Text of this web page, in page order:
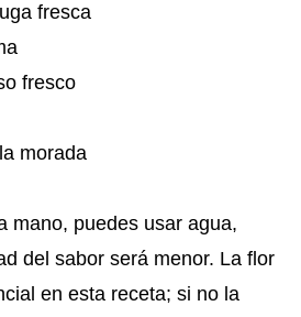
fresca
fresco
morada
mano, puedes usar agua,
del sabor será menor. La flor
en esta receta; si no la